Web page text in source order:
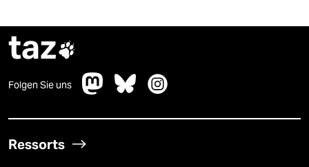
taz
Folgen Sie uns
Ressorts